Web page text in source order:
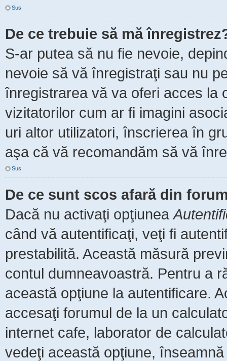
Sus
De ce trebuie să mă
S-ar putea să nu fie nevoie,
nevoie să vă înregistraţi sau nu
înregistrarea vă va oferi acces la
vizitatorilor cum ar fi imagini
uri altor utilizatori, înscrierea în
aşa că vă recomandăm să vă
Sus
De ce sunt scos afară din
Dacă nu activaţi opţiunea
când vă autentificaţi, veţi fi
prestabilită. Această măsură
contul dumneavoastră. Pentru a
această opţiune la autentificare.
accesaţi forumul de la un
internet cafe, laborator de
vedeţi această opţiune,